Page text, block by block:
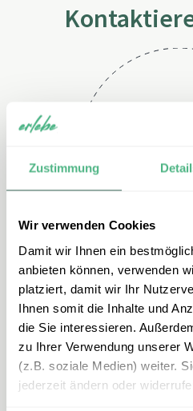
Zustimmung
Wir verwenden Cookies
Damit wir Ihnen ein
anbieten können, verwenden
platziert, damit wir Ihr
Ihnen somit die Inhalte und
die Sie interessieren.
zu Ihrer Verwendung unserer
(z.B. soziale Medien) weiter.
jederzeit ändern oder
+49 2151
E-